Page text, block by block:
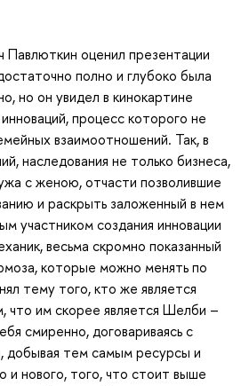
оценил презентации
полно и глубоко была
но он увидел в кинокартине
процесс которого не
взаимоотношений. Так, в
наследования не только бизнеса,
с женою, отчасти позволившие
и раскрыть заложенный в нем
участником создания инновации
весьма скромно показанный
которые можно менять по
тему того, кто же является
что им скорее является Шелби –
смиренно, договариваясь с
добывая тем самым ресурсы и
и нового, того, что стоит выше